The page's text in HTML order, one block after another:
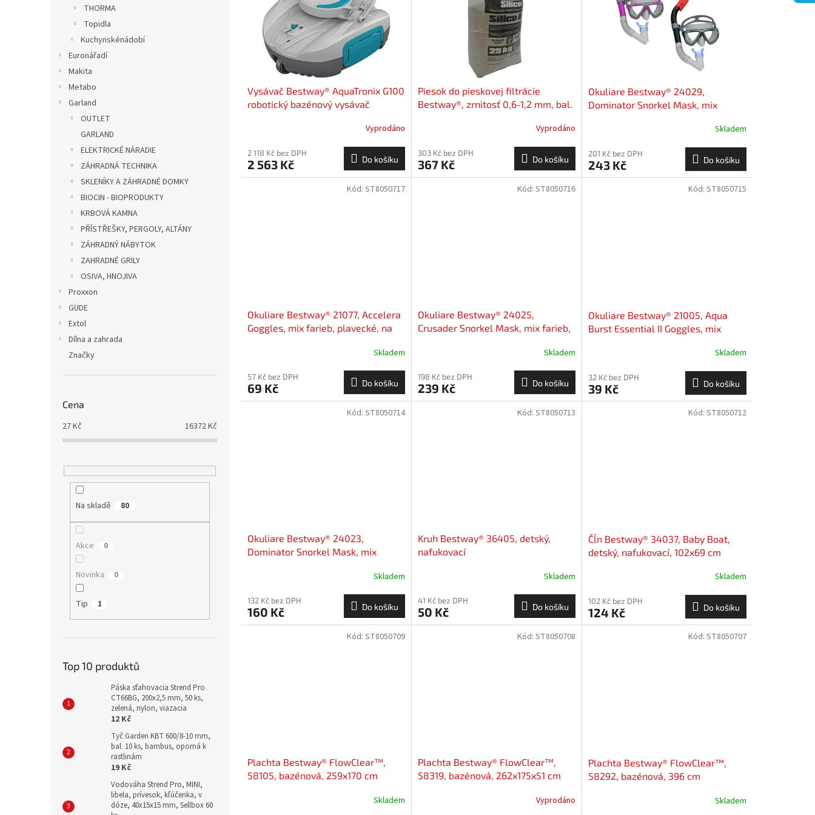
THORMA
Topidla
Kuchynskénádobí
Euronářadí
Makita
Metabo
Garland
OUTLET
GARLAND
ELEKTRICKÉ NÁRADIE
ZÁHRADNÁ TECHNIKA
SKLENÍKY A ZÁHRADNÉ DOMKY
BIOCIN - BIOPRODUKTY
KRBOVÁ KAMNA
PŘÍSTŘEŠKY, PERGOLY, ALTÁNY
ZÁHRADNÝ NÁBYTOK
ZAHRADNÉ GRILY
OSIVA, HNOJIVA
Proxxon
GÜDE
Extol
Dílna a zahrada
Značky
Cena
27Kč 16372Kč
Na skladě 80
Akce 0
Novinka 0
Tip 1
Top 10 produktů
Páska sťahovacia Strend Pro
CT66BG, 200x2,5 mm, 50 ks,
zelená, nylon, viazacia
12 Kč
Tyč Garden KBT 600/8-10 mm,
bal. 10 ks, bambus, oporná k
rastlinám
19 Kč
Vodováha Strend Pro, MINI,
libela, prívesok, kľúčenka, v
dóze, 40x15x15 mm, Sellbox 60
Vysávač Bestway® AquaTronix G100
robotický bazénový vysávač
Vyprodáno
2 118 Kč bez DPH
2 563 Kč Do košíku
Piesok do pieskovej filtrácie
Bestway®, zrnitosť 0,6-1,2 mm, bal.
Vyprodáno
303 Kč bez DPH
367 Kč Do košíku
Okuliare Bestway® 24029,
Dominator Snorkel Mask, mix
Skladem
201 Kč bez DPH
243 Kč Do košíku
Okuliare Bestway® 21077, Accelera
Goggles, mix farieb, plavecké, na
Skladem
57 Kč bez DPH
69 Kč Do košíku
Kód: ST8050717
Okuliare Bestway® 24025,
Crusader Snorkel Mask, mix farieb,
Skladem
198 Kč bez DPH
239 Kč Do košíku
Kód: ST8050716
Okuliare Bestway® 21005, Aqua
Burst Essential II Goggles, mix
Skladem
32 Kč bez DPH
39 Kč Do košíku
Kód: ST8050715
Okuliare Bestway® 24023,
Dominator Snorkel Mask, mix
Skladem
132 Kč bez DPH
160 Kč Do košíku
Kód: ST8050714
Kruh Bestway® 36405, detský,
nafukovací
Skladem
41 Kč bez DPH
50 Kč Do košíku
Kód: ST8050713
Čĺn Bestway® 34037, Baby Boat,
detský, nafukovací, 102x69 cm
Skladem
102 Kč bez DPH
124 Kč Do košíku
Kód: ST8050712
Plachta Bestway® FlowClear™,
58105, bazénová, 259x170 cm
Skladem
Kód: ST8050709
Plachta Bestway® FlowClear™,
58319, bazénová, 262x175x51 cm
Vyprodáno
Kód: ST8050708
Plachta Bestway® FlowClear™,
58292, bazénová, 396 cm
Skladem
Kód: ST8050707